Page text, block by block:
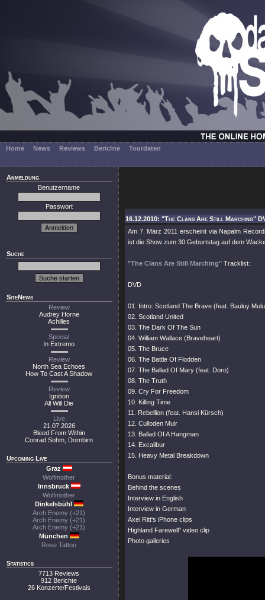
Home News Reviews Berichte Tourdaten
Anmeldung
Benutzername
Passwort
Suche
SiteNews
Review
Audrey Horne
Achilles
Special
In Extremo
Review
North Sea Echoes
How To Cast A Shadow
Review
Ignition
All Will Die
Live
21.07.2026
Bleed From Within
Conrad Sohm, Dornbirn
Upcoming Live
Graz
Wolfmother
Innsbruck
Wolfmother
Dinkelsbühl
Arch Enemy (+21)
Arch Enemy (+21)
Arch Enemy (+21)
München
Rose Tattoo
Statistics
7713 Reviews
912 Berichte
26 Konzerte/Festivals
16.12.2010: "The Clans Are Still Marching"
Am 7. März 2011 erscheint via Napalm
ist die Show zum 30 Geburtstag auf dem
"The Clans Are Still Marching" Tracklist:
DVD
01. Intro: Scotland The Brave (feat. Bauluy
02. Scotland United
03. The Dark Of The Sun
04. William Wallace (Braveheart)
05. The Bruce
06. The Battle Of Flodden
07. The Ballad Of Mary (feat. Doro)
08. The Truth
09. Cry For Freedom
10. Killing Time
11. Rebellion (feat. Hansi Kürsch)
12. Culloden Muir
13. Ballad Of A Hangman
14. Excalibur
15. Heavy Metal Breakdown
Bonus material:
Behind the scenes
Interview in English
Interview in German
Axel Ritt's iPhone clips
Highland Farewell" video clip
Photo galleries